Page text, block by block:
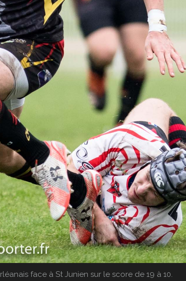
face à St Junien sur le score de 19 à 10.